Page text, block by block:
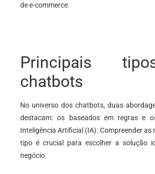
de e-commerce.
Principais
chatbots
No universo dos chatbots, duas
destacam: os baseados em regras e
Inteligência Artificial (IA). Compreender as
tipo é crucial para escolher a solução
negócio.